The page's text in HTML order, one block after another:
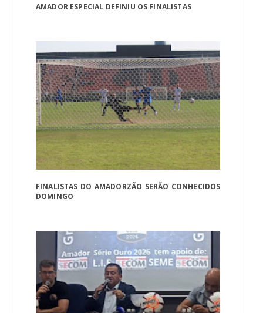
AMADOR ESPECIAL DEFINIU OS FINALISTAS
FINALISTAS DO AMADORZÃO SERÃO CONHECIDOS
DOMINGO